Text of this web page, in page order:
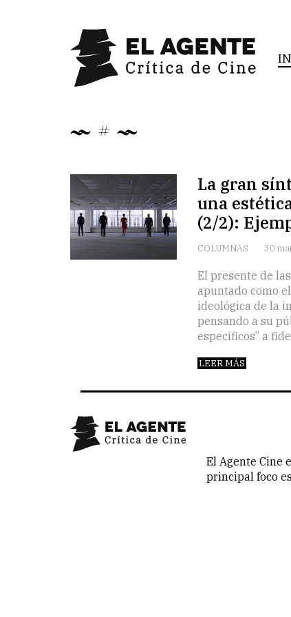
#
La gran
una
(2/2):
COLUMNAS 30
El presente de
apuntado como
ideológica de la
pensando a su
específicos” a
LEER MÁS
El Agente Cine
principal foco